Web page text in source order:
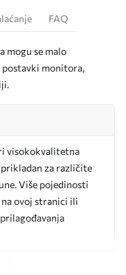
FAQ
mogu se malo
monitora,
visokokvalitetna
za različite
Više pojedinosti
ovoj stranici ili